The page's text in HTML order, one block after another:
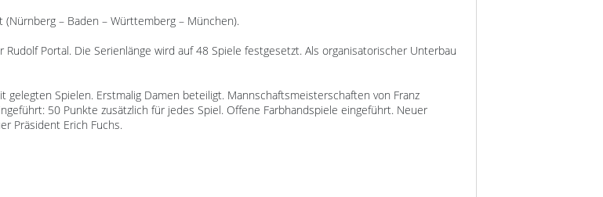
– Baden – Württemberg – München).
Portal. Die Serienlänge wird auf 48 Spiele festgesetzt. Als organisatorischer Unterbau
Spielen. Erstmalig Damen beteiligt. Mannschaftsmeisterschaften von Franz
50 Punkte zusätzlich für jedes Spiel. Offene Farbhandspiele eingeführt. Neuer
Präsident Erich Fuchs.